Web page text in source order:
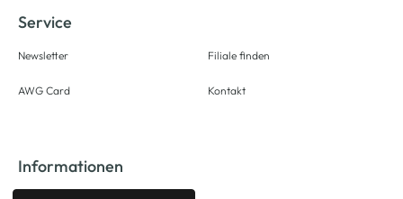
Service
Newsletter
AWG Card
Filiale finden
Kontakt
Informationen